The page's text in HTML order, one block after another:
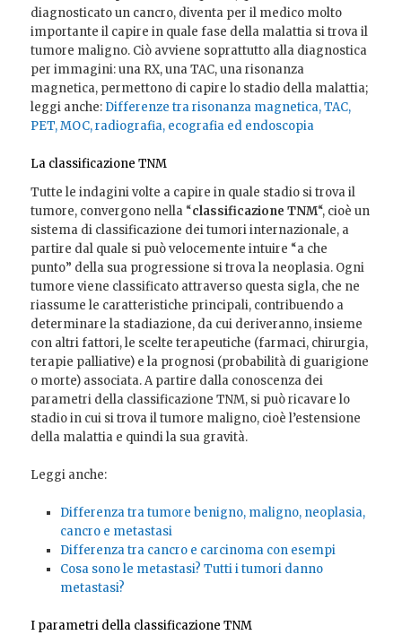
diagnosticato un cancro, diventa per il medico molto
importante il capire in quale fase della malattia si trova il
tumore maligno. Ciò avviene soprattutto alla diagnostica
per immagini: una RX, una TAC, una risonanza
magnetica, permettono di capire lo stadio della malattia;
leggi anche: Differenze tra risonanza magnetica, TAC,
PET, MOC, radiografia, ecografia ed endoscopia
La classificazione TNM
Tutte le indagini volte a capire in quale stadio si trova il
tumore, convergono nella “classificazione TNM“, cioè un
sistema di classificazione dei tumori internazionale, a
partire dal quale si può velocemente intuire “a che
punto” della sua progressione si trova la neoplasia. Ogni
tumore viene classificato attraverso questa sigla, che ne
riassume le caratteristiche principali, contribuendo a
determinare la stadiazione, da cui deriveranno, insieme
con altri fattori, le scelte terapeutiche (farmaci, chirurgia,
terapie palliative) e la prognosi (probabilità di guarigione
o morte) associata. A partire dalla conoscenza dei
parametri della classificazione TNM, si può ricavare lo
stadio in cui si trova il tumore maligno, cioè l’estensione
della malattia e quindi la sua gravità.
Leggi anche:
Differenza tra tumore benigno, maligno, neoplasia,
cancro e metastasi
Differenza tra cancro e carcinoma con esempi
Cosa sono le metastasi? Tutti i tumori danno
metastasi?
I parametri della classificazione TNM